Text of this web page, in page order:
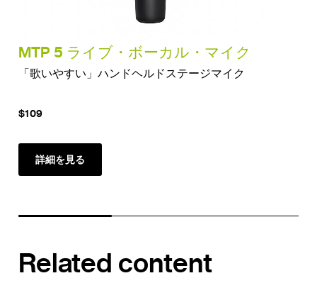
MTP 5 ライブ・ボーカル・マイク
「歌いやすい」ハンドヘルドステージマイク
$109
詳細を見る
Related content